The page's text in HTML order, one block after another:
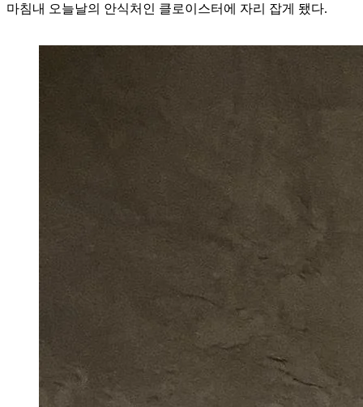
마침내 오늘날의 안식처인 클로이스터에 자리 잡게 됐다.